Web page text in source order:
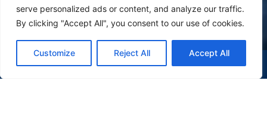
serve personalized ads or content, and analyze our traffic.
By clicking "Accept All", you consent to our use of cookies.
Customize Reject All Accept All
(47) 9 9977-7630